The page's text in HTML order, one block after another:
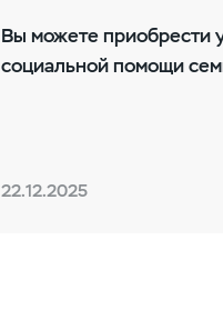
Вы можете приобрести
социальной помощи
22.12.2025